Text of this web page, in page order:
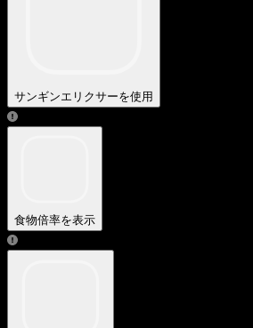
サンギンエリクサーを使用
食物倍率を表示